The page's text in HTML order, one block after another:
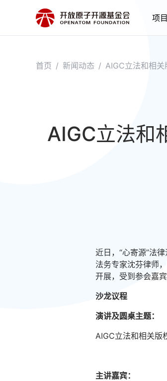
项目
首页 / 新闻动态 / AIGC立法和相
AIGC立法和
近日，“心寄源”法
法务专家沈芬律师
开展，受到参会嘉宾
沙龙议程
演讲及圆桌主题：
AIGC立法和相关版
主讲嘉宾：